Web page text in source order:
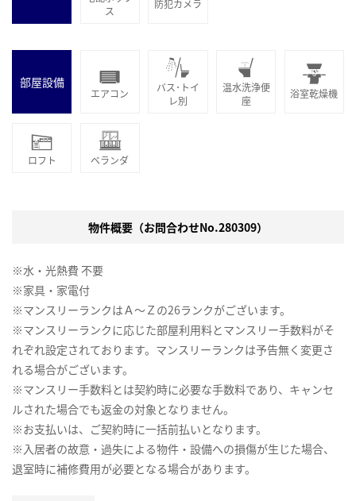
ス
防犯カメラ
部屋設備
エアコン
バス･トイ
レ別
温水洗浄便
座
浴室乾燥機
ロフト ベランダ
物件概要（お問合わせNo.280309）
※水・光熱費 不要
※家具・家電付
※マンスリーランクはＡ～Ｚの26ランクがございます。
※マンスリーランクに応じた部屋利用料とマンスリー手数料がそ
れぞれ設定されております。マンスリーランクは予告無く変更さ
れる場合がございます。
※マンスリー手数料とは契約時に必要な手数料であり、キャンセ
ルされた場合でも返金の対象となりません。
※お支払いは、ご契約時に一括前払いとなります。
※入居者の故意・過失による物件・設備への損傷が生じた場合、
退室時に補修費用が必要となる場合があります。